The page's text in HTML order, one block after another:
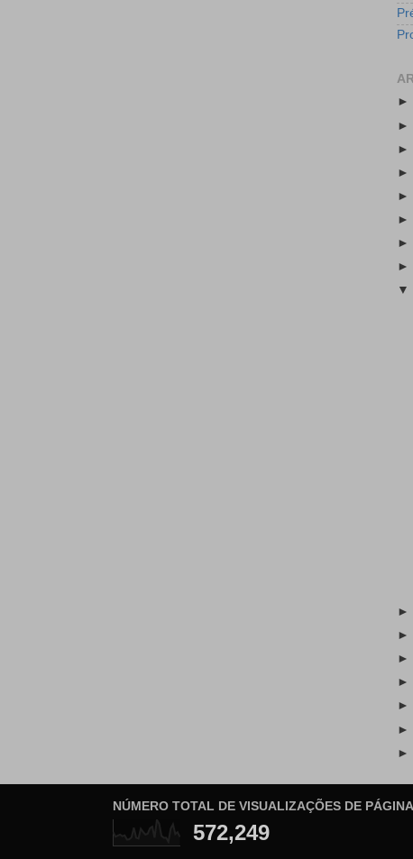
►
►
►
►
►
►
►
►
▼
►
►
►
►
►
►
►
NÚMERO TOTAL DE VISUALIZAÇÕES DE
572,249